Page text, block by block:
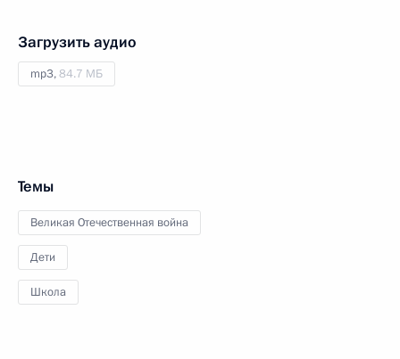
Загрузить аудио
mp3,84.7 МБ
Темы
Великая Отечественная война
Дети
Школа